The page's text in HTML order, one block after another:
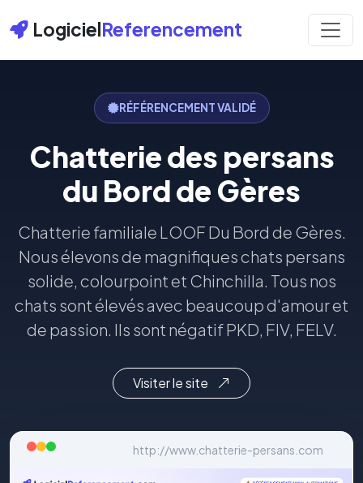
LogicielReferencement
RÉFÉRENCEMENT VALIDÉ
Chatterie des persans
du Bord de Gères
Chatterie familiale LOOF Du Bord de Gères.
Nous élevons de magnifiques chats persans
solide, colourpoint et Chinchilla. Tous nos
chats sont élevés avec beaucoup d'amour et
de passion. Ils sont négatif PKD, FIV, FELV.
Visiter le site
http://www.chatterie-persans.com